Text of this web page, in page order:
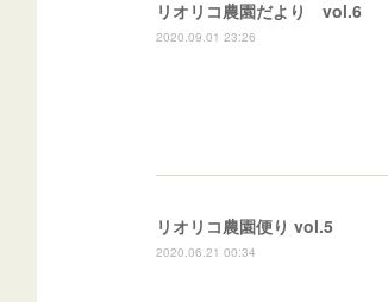
リオリコ農園だより vol.6
2020.09.01 23:26
リオリコ農園便り vol.5
2020.06.21 00:34